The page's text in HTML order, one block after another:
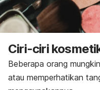
Ciri-ciri
Beberapa orang
atau memperhatikan